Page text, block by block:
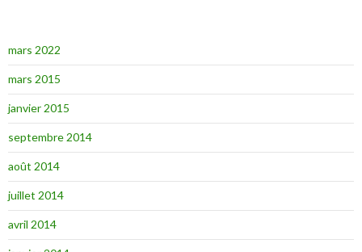
mars 2022
mars 2015
janvier 2015
septembre 2014
août 2014
juillet 2014
avril 2014